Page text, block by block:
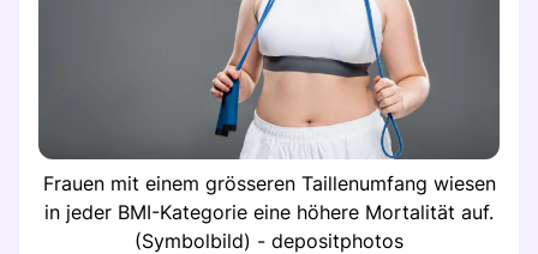
Frauen mit einem grösseren Taillenumfang wiesen
in jeder BMI-Kategorie eine höhere Mortalität auf.
(Symbolbild) - depositphotos